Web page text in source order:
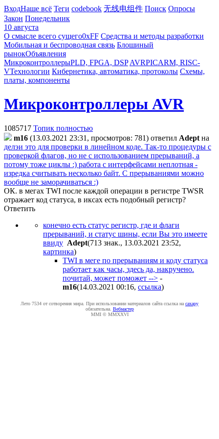
ВходНаше всё Теги codebook 无线电组件 Поиск Опросы
Закон Понедельник
10 августа
О смысле всего сущего0xFF Средства и методы разработки
Мобильная и беспроводная связь Блошиный
рынокОбъявления
МикроконтроллерыPLD, FPGA, DSP AVRPICARM, RISC-
VТехнологии Кибернетика, автоматика, протоколы Схемы,
платы, компоненты
Микроконтроллеры AVR
1085717 Топик полностью
m16 (13.03.2021 23:31, просмотров: 781) ответил Adept на
делэи это для проверки в линейном коде. Так-то процедуры с
проверкой флагов, но не с использованием прерываний, а
потому тоже циклы :) работа с интерфейсами неплотная -
изредка считывать несколько байт. С прерываниями можно
вообще не заморачиваться :)
ОК. в мегах TWI после каждой операции в регистре TWSR
отражает код статуса, в иксах есть подобный регистр?
Ответить
конечно есть статус регистр, где и флаги
прерываний, и статус шины, если Вы это имеете
ввиду Adept(713 знак., 13.03.2021 23:52,
картинка)
TWI в меге по прерываниям и коду статуса
работает как часы, здесь да, накручено.
почитай, может поможет --> -
m16(14.03.2021 00:16, ссылка)
Лето 7534 от сотворения мира. При использовании материалов сайта ссылка на caxapу
обязательна. Вебмастер
MMI © MMXXVI